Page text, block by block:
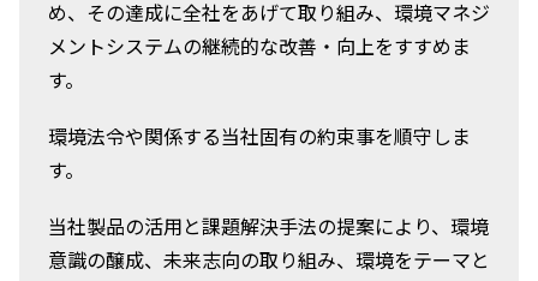
め、その達成に全社をあげて取り組み、環境マネジ
メントシステムの継続的な改善・向上をすすめま
す。
環境法令や関係する当社固有の約束事を順守しま
す。
当社製品の活用と課題解決手法の提案により、環境
意識の醸成、未来志向の取り組み、環境をテーマと